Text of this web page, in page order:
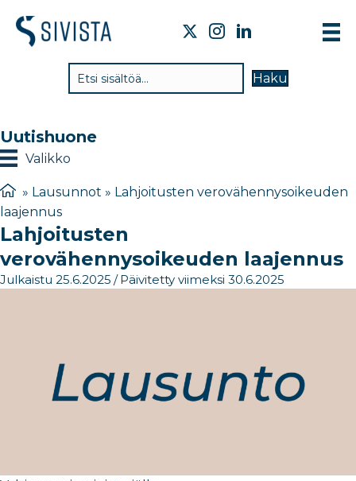
Haku
Uutishuone
Valikko
» Lausunnot » Lahjoitusten verovähennysoikeuden
laajennus ​
Lahjoitusten
verovähennysoikeuden laajennus ​
Julkaistu 25.6.2025 / Päivitetty viimeksi 30.6.2025